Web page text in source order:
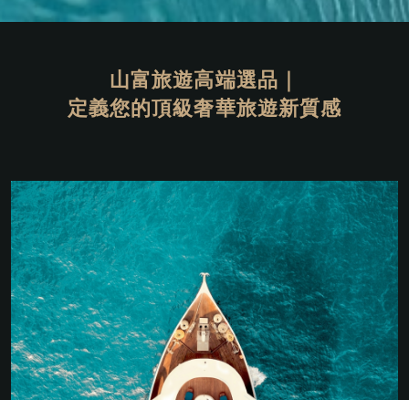
山富旅遊高端選品｜
定義您的頂級奢華旅遊新質感